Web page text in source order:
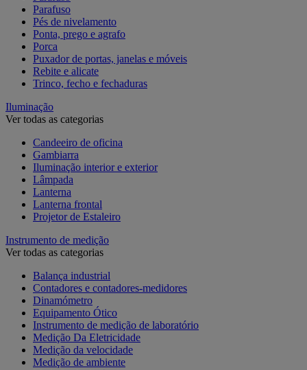
Parafuso
Pés de nivelamento
Ponta, prego e agrafo
Porca
Puxador de portas, janelas e móveis
Rebite e alicate
Trinco, fecho e fechaduras
Iluminação
Ver todas as categorias
Candeeiro de oficina
Gambiarra
Iluminação interior e exterior
Lâmpada
Lanterna
Lanterna frontal
Projetor de Estaleiro
Instrumento de medição
Ver todas as categorias
Balança industrial
Contadores e contadores-medidores
Dinamómetro
Equipamento Ótico
Instrumento de medição de laboratório
Medição Da Eletricidade
Medição da velocidade
Medição de ambiente